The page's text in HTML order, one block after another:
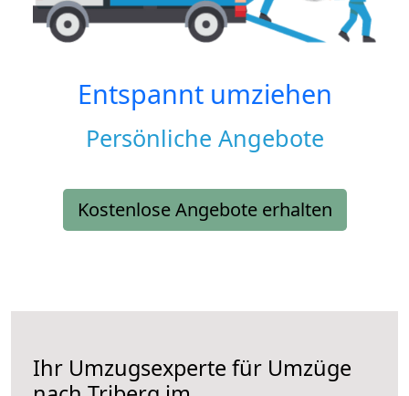
Entspannt umziehen
Persönliche Angebote
Kostenlose Angebote erhalten
Ihr Umzugsexperte für Umzüge